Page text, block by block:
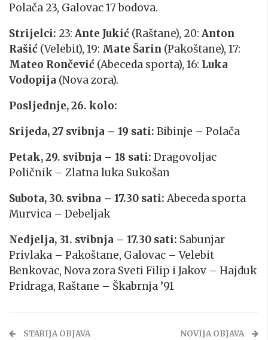
Polača 23, Galovac 17 bodova.
Strijelci: 23: Ante Jukić (Raštane), 20: Anton
Rašić (Velebit), 19: Mate Šarin (Pakoštane), 17:
Mateo Rončević (Abeceda sporta), 16: Luka
Vodopija (Nova zora).
Posljednje, 26. kolo:
Srijeda, 27 svibnja – 19 sati: Bibinje – Polača
Petak, 29. svibnja – 18 sati: Dragovoljac
Poličnik – Zlatna luka Sukošan
Subota, 30. svibna – 17.30 sati: Abeceda sporta
Murvica – Debeljak
Nedjelja, 31. svibnja – 17.30 sati: Sabunjar
Privlaka – Pakoštane, Galovac – Velebit
Benkovac, Nova zora Sveti Filip i Jakov – Hajduk
Pridraga, Raštane – Škabrnja ’91
STARIJA OBJAVA NOVIJA OBJAVA